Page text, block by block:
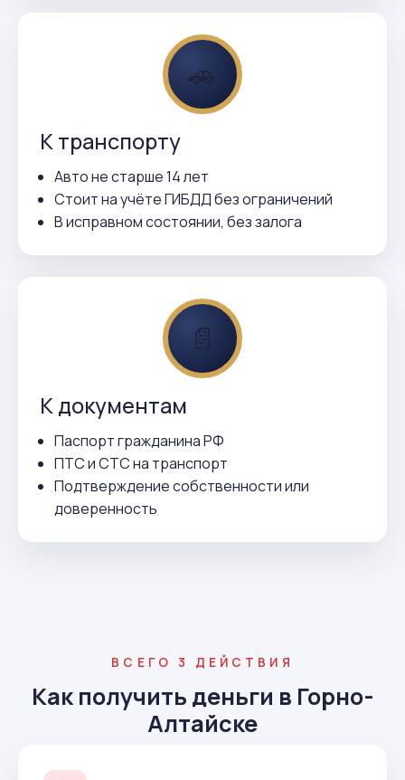
🚗
К транспорту
Авто не старше 14 лет
Стоит на учёте ГИБДД без ограничений
В исправном состоянии, без залога
📄
К документам
Паспорт гражданина РФ
ПТС и СТС на транспорт
Подтверждение собственности или
доверенность
ВСЕГО 3 ДЕЙСТВИЯ
Как получить деньги в Горно-
Алтайске